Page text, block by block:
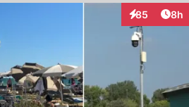
85
Interaktionen
8h